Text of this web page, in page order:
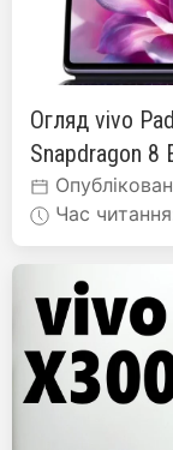
Огляд vivo
Snapdragon 8
Час